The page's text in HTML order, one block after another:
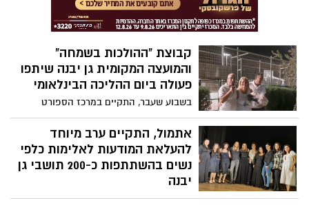
קבוצת "ההולכות בשמחה"
והמועצה המקומית גן יבנה שיתפו
פעולה ביום ההליכה הבינלאומי
בשבוע שעבר, התקיים במרכז הספורט
והנופש GYM גן יבנה יום ההליכה הבינלאומי
בהשתתפות חמישים מתושבי ותושבות הישוב.
יום ההליכה יצא לפועל הודות לשיתוף פעולה
בין מחלקת הספורט במועצה המקומית גן
מתושבות היישוב בהובלתה של סיגל אסולין.
אתמול, התקיים ערב מיוחד
להעלאת המודעות לאלימות כלפי
נשים בהשתתפות כ-200 תושבי גן
יבנה
אתמול, 7/11/2021, התקיים במתנ"ס גן יבנה ערב